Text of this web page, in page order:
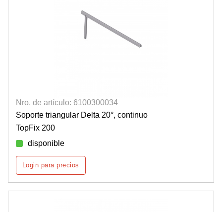
Nro. de artículo: 6100300034
Soporte triangular Delta 20°, continuo
TopFix 200
disponible
Login para precios